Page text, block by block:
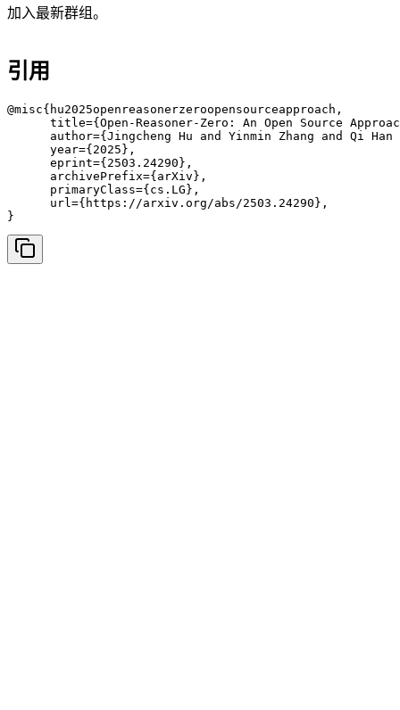
加入最新群组。
引用
@misc{hu2025openreasonerzeroopensourceapproach,
title={Open-Reasoner-Zero: An Open Source
author={Jingcheng Hu and Yinmin Zhang and Qi
      year={2025},
      eprint={2503.24290},
      archivePrefix={arXiv},
      primaryClass={cs.LG},
      url={https://arxiv.org/abs/2503.24290},
}